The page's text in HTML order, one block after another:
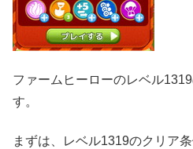
ファームヒーローのレベル
す。
まずは、レベル1319のクリア条